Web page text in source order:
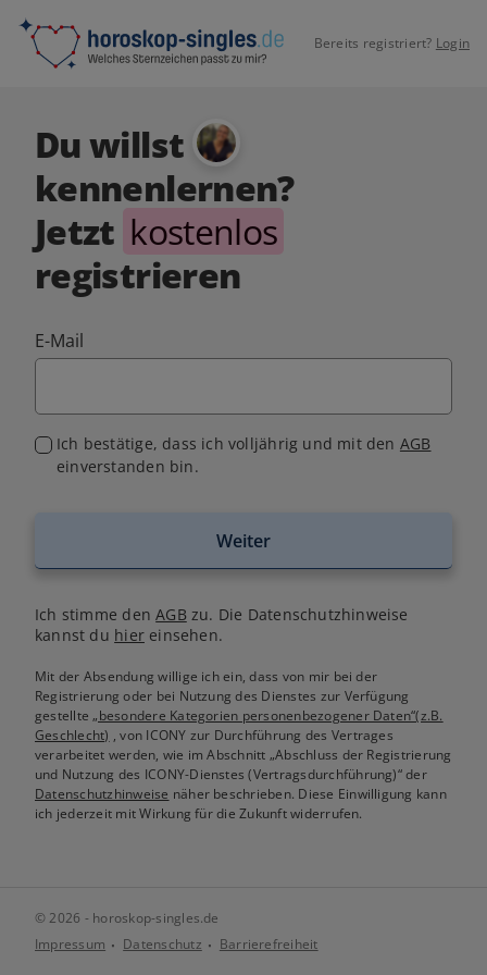
Bereits registriert? Login
Du willst
kennenlernen?
Jetzt kostenlos
registrieren
E-Mail
Ich bestätige, dass ich volljährig und mit den AGB
einverstanden bin.
Weiter
Ich stimme denAGB zu. Die Datenschutzhinweise
kannst du hiereinsehen.
Mit der Absendung willige ich ein, dass von mir bei der
Registrierung oder bei Nutzung des Dienstes zur Verfügung
gestellte„besondere Kategorien personenbezogener Daten“(z.B.
Geschlecht) , von ICONY zur Durchführung des Vertrages
verarbeitet werden, wie im Abschnitt „Abschluss der Registrierung
und Nutzung des ICONY-Dienstes (Vertragsdurchführung)“ der
Datenschutzhinweise näher beschrieben. Diese Einwilligung kann
ich jederzeit mit Wirkung für die Zukunft widerrufen.
© 2026 - horoskop-singles.de
Impressum
Datenschutz Barrierefreiheit